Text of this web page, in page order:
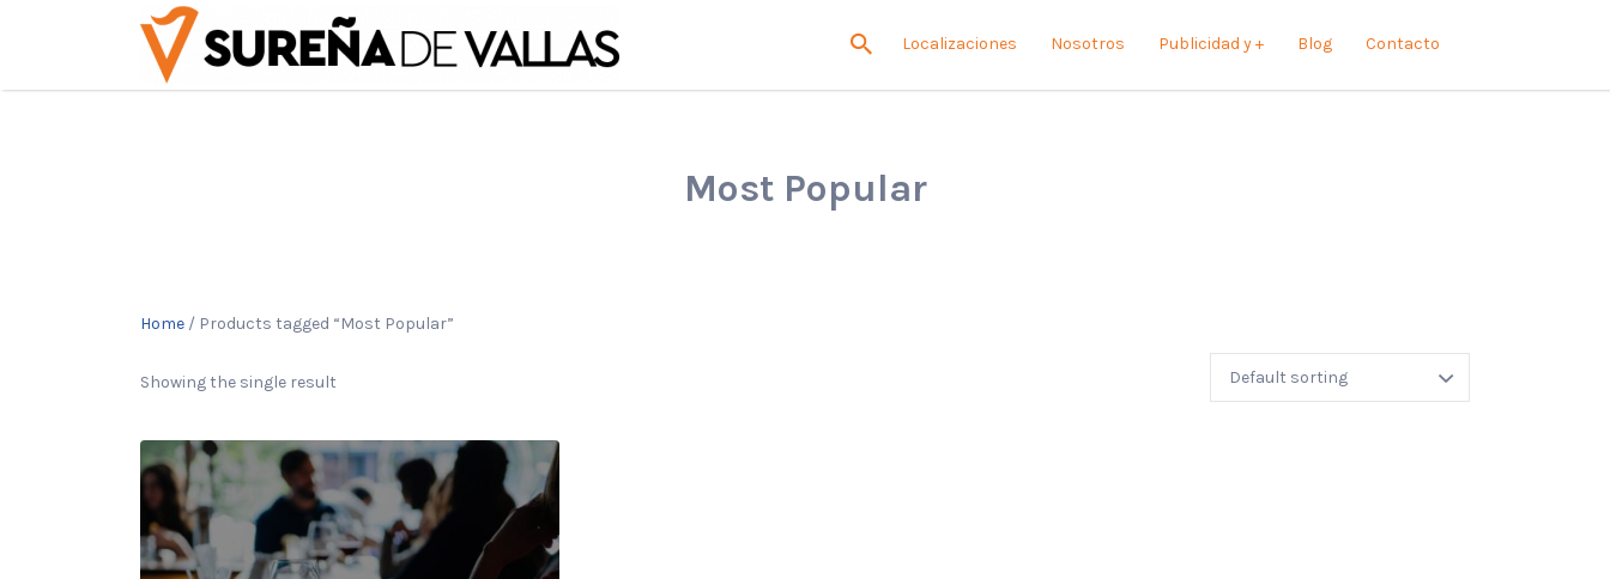
Localizaciones Nosotros Publicidad y + Blog Contacto
Buscar
por:
Most Popular
Home / Products tagged “Most Popular”
Showing the single result